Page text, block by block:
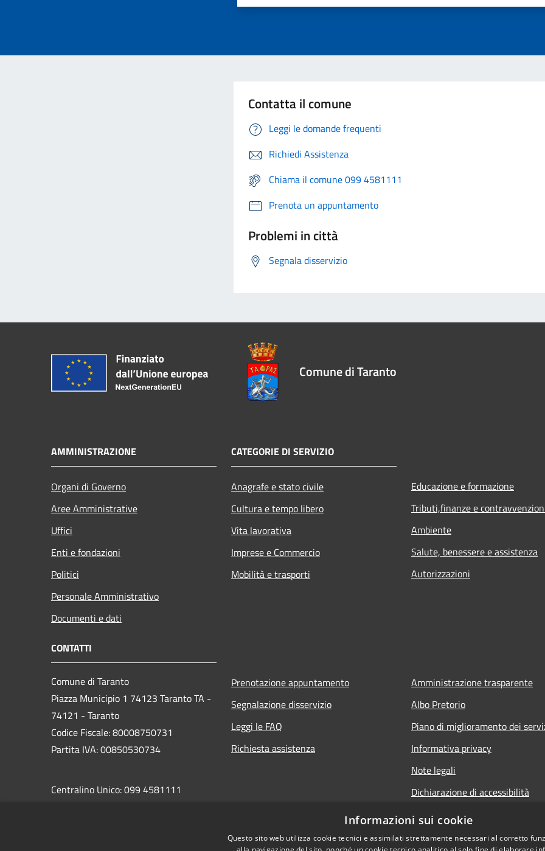
Contatta il comune
Leggi le domande frequenti
Richiedi Assistenza
Chiama il comune 099 4581111
Prenota un appuntamento
Problemi in città
Segnala disservizio
Comune di Taranto
AMMINISTRAZIONE
Organi di Governo
Aree Amministrative
Uffici
Enti e fondazioni
Politici
Personale Amministrativo
Documenti e dati
CATEGORIE DI SERVIZIO
Anagrafe e stato civile
Cultura e tempo libero
Vita lavorativa
Imprese e Commercio
Mobilità e trasporti
Educazione e formazione
Tributi,finanze e
Ambiente
Salute, benessere e assistenza
Autorizzazioni
CONTATTI
Comune di Taranto
Piazza Municipio 1 74123 Taranto TA -
74121 - Taranto
Codice Fiscale: 80008750731
Partita IVA: 00850530734
Centralino Unico: 099 4581111
protocollo.comunetaranto@pec.rupar.puglia.it
Prenotazione appuntamento
Segnalazione disservizio
Leggi le FAQ
Richiesta assistenza
Amministrazione trasparente
Albo Pretorio
Piano di miglioramento dei
Informativa privacy
Note legali
Dichiarazione di accessibilità
Informativa sulla
Informazioni sui cookie
Questo sito web utilizza cookie tecnici e assimilati strettamente necessari al corretto